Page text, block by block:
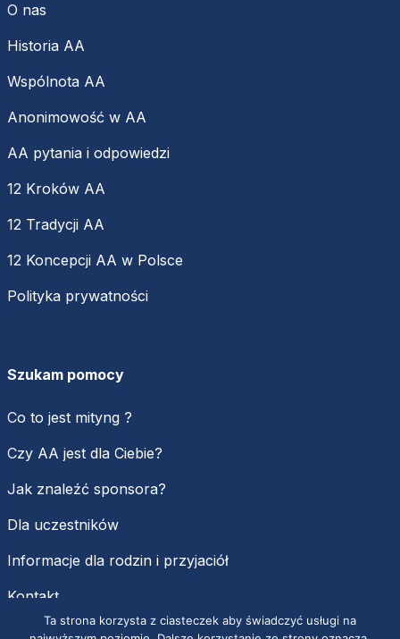
O nas
Historia AA
Wspólnota AA
Anonimowość w AA
AA pytania i odpowiedzi
12 Kroków AA
12 Tradycji AA
12 Koncepcji AA w Polsce
Polityka prywatności
Szukam pomocy
Co to jest mityng ?
Czy AA jest dla Ciebie?
Jak znaleźć sponsora?
Dla uczestników
Informacje dla rodzin i przyjaciół
Kontakt
Ta strona korzysta z ciasteczek aby świadczyć usługi na